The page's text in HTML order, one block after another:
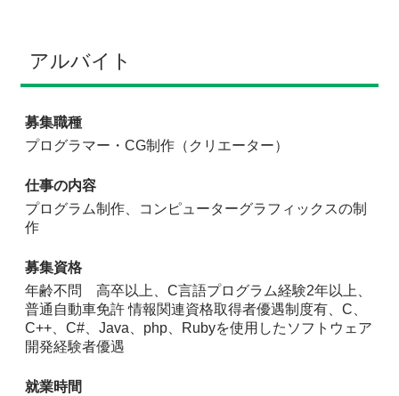
アルバイト
募集職種
プログラマー・CG制作（クリエーター）
仕事の内容
プログラム制作、コンピューターグラフィックスの制
作
募集資格
年齢不問 高卒以上、C言語プログラム経験2年以上、
普通自動車免許 情報関連資格取得者優遇制度有、C、
C++、C#、Java、php、Rubyを使用したソフトウェア
開発経験者優遇
就業時間